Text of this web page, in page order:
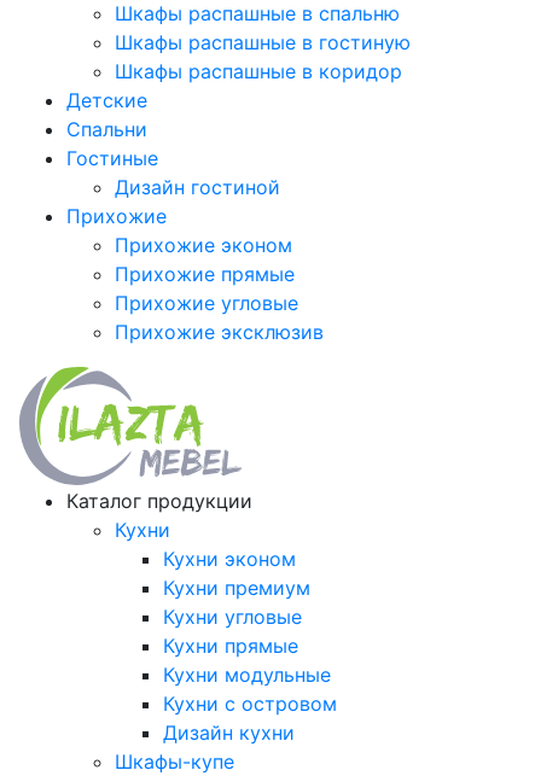
Шкафы распашные в спальню
Шкафы распашные в гостиную
Шкафы распашные в коридор
Детские
Спальни
Гостиные
Дизайн гостиной
Прихожие
Прихожие эконом
Прихожие прямые
Прихожие угловые
Прихожие эксклюзив
Каталог продукции
Кухни
Кухни эконом
Кухни премиум
Кухни угловые
Кухни прямые
Кухни модульные
Кухни с островом
Дизайн кухни
Шкафы-купе